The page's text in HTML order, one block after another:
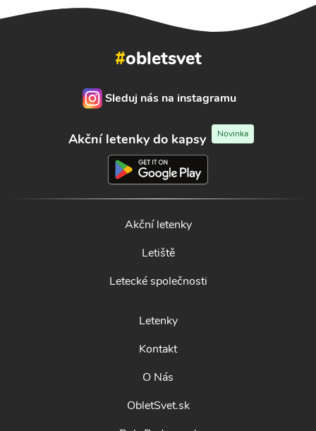
#obletsvet
Sleduj nás na instagramu
Akční letenky do kapsy Novinka
Akční letenky
Letiště
Letecké společnosti
Letenky
Kontakt
O Nás
ObletSvet.sk